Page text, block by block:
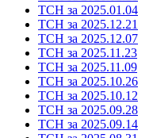
ТСН за 2025.01.04
ТСН за 2025.12.21
ТСН за 2025.12.07
ТСН за 2025.11.23
ТСН за 2025.11.09
ТСН за 2025.10.26
ТСН за 2025.10.12
ТСН за 2025.09.28
ТСН за 2025.09.14